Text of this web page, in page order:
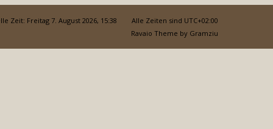
Alle Zeiten sind UTC+02:00
Zeit: Freitag 7. August 2026, 15:38
Ravaio Theme by Gramziu